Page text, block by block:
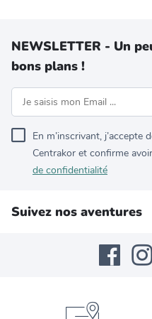
NEWSLETTER - Un
bons plans !
En m’inscrivant,
Centrakor et confirme
de confidentialité
Suivez nos aventures